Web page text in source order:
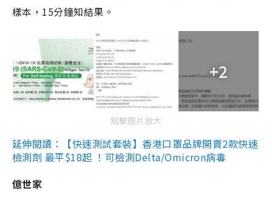
樣本，15分鐘知結果。
+2
點擊圖片放大
延伸閱讀：【快速測試套裝】香港口罩品牌開賣2款快速
檢測劑 最平$18起 ！可檢測Delta/Omicron病毒
億世家